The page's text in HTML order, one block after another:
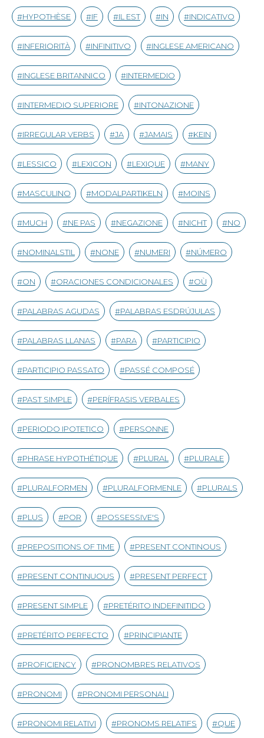
HYPOTHÈSE IF IL EST IN INDICATIVO
INFERIORITÀ INFINITIVO INGLESE AMERICANO
INGLESE BRITANNICO INTERMEDIO
INTERMEDIO SUPERIORE INTONAZIONE
IRREGULAR VERBS JA JAMAIS KEIN
LESSICO LEXICON LEXIQUE MANY
MASCULINO MODALPARTIKELN MOINS
MUCH NE PAS NEGAZIONE NICHT NO
NOMINALSTIL NONE NUMERI NÚMERO
ON ORACIONES CONDICIONALES OÙ
PALABRAS AGUDAS PALABRAS ESDRÚJULAS
PALABRAS LLANAS PARA PARTICIPIO
PARTICIPIO PASSATO PASSÉ COMPOSÉ
PAST SIMPLE PERÍFRASIS VERBALES
PERIODO IPOTETICO PERSONNE
PHRASE HYPOTHÉTIQUE PLURAL PLURALE
PLURALFORMEN PLURALFORMENLE PLURALS
PLUS POR POSSESSIVE'S
PREPOSITIONS OF TIME PRESENT CONTINOUS
PRESENT CONTINUOUS PRESENT PERFECT
PRESENT SIMPLE PRETÉRITO INDEFINITIDO
PRETÉRITO PERFECTO PRINCIPIANTE
PROFICIENCY PRONOMBRES RELATIVOS
PRONOMI PRONOMI PERSONALI
PRONOMI RELATIVI PRONOMS RELATIFS QUE